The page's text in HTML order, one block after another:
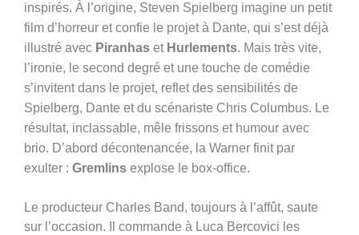
inspirés. À l’origine, Steven Spielberg imagine un petit
film d’horreur et confie le projet à Dante, qui s’est déjà
illustré avec Piranhas et Hurlements. Mais très vite,
l’ironie, le second degré et une touche de comédie
s’invitent dans le projet, reflet des sensibilités de
Spielberg, Dante et du scénariste Chris Columbus. Le
résultat, inclassable, mêle frissons et humour avec
brio. D’abord décontenancée, la Warner finit par
exulter : Gremlins explose le box-office.
Le producteur Charles Band, toujours à l’affût, saute
sur l’occasion. Il commande à Luca Bercovici les